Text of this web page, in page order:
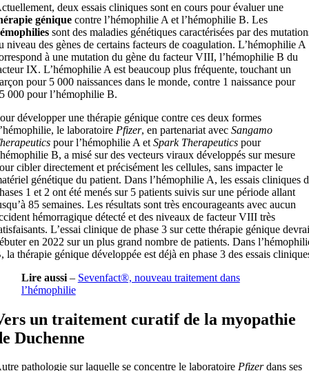
deux essais cliniques sont en cours pour évaluer une
géniquecontre l’hémophilie A et l’hémophilie B. Les
sont des maladies génétiques caractérisées par des
niveau des gènes de certains facteurs de coagulation. L’hémophilie A
à une mutation du gène du facteur VIII, l’hémophilie B du
IX. L’hémophilie A est beaucoup plus fréquente, touchant un
pour 5 000 naissances dans le monde, contre 1 naissance pour
000 pour l’hémophilie B.
développer une thérapie génique contre ces deux formes
le laboratoire Pfizer, en partenariat avec Sangamo
pour l’hémophilie A et Spark Therapeuticspour
B, a misé sur des vecteurs viraux développés sur mesure
cibler directement et précisément les cellules, sans impacter le
génétique du patient. Dans l’hémophilie A, les essais cliniques
1 et 2 ont été menés sur 5 patients suivis sur une période allant
85 semaines. Les résultats sont très encourageants avec aucun
hémorragique détecté et des niveaux de facteur VIII très
L’essai clinique de phase 3 sur cette thérapie génique
en 2022 sur un plus grand nombre de patients. Dans
la thérapie génique développée est déjà en phase 3 des essais
Lire aussi– Sevenfact®, nouveau traitement dans
l’hémophilie
un traitement curatif de la myopathie
Duchenne
pathologie sur laquelle se concentre le laboratoire Pfizerdans ses